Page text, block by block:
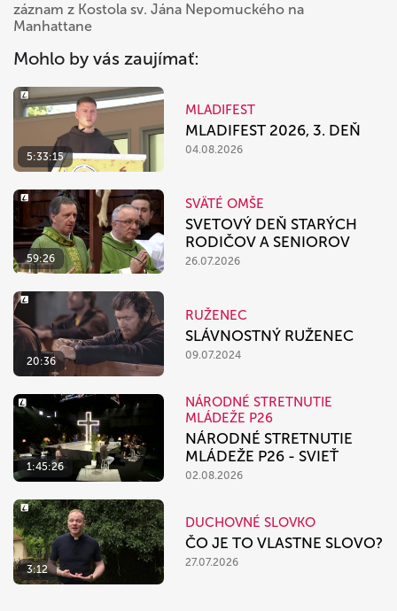
záznam z Kostola sv. Jána Nepomuckého na
Manhattane
Mohlo by vás zaujímať:
5:33:15
MLADIFEST
MLADIFEST 2026, 3. DEŇ
04.08.2026
59:26
SVÄTÉ OMŠE
SVETOVÝ DEŇ STARÝCH
RODIČOV A SENIOROV
26.07.2026
20:36
RUŽENEC
SLÁVNOSTNÝ RUŽENEC
09.07.2024
1:45:26
NÁRODNÉ STRETNUTIE
MLÁDEŽE P26
NÁRODNÉ STRETNUTIE
MLÁDEŽE P26 - SVIEŤ
02.08.2026
3:12
DUCHOVNÉ SLOVKO
ČO JE TO VLASTNE SLOVO?
27.07.2026